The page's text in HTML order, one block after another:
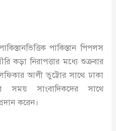
পাকিস্তান পিপলস
কড়া নিরাপত্তার মধ্যে শুক্রবার
আলী ভুট্টোর সাথে ঢাকা
সময় সাংবাদিকদের সাথে
করেন।